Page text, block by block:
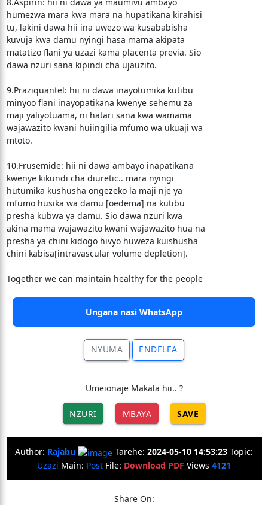
humezwa mara kwa mara na hupatikana kirahisi
tu, lakini dawa hii ina uwezo wa kusababisha
kuvuja kwa damu nyingi hasa mama akipata
matatizo flani ya uzazi kama placenta previa. Sio
dawa nzuri sana kipindi cha ujauzito.
9.Praziquantel: hii ni dawa inayotumika kutibu
minyoo flani inayopatikana kwenye sehemu za
maji yaliyotuama, ni hatari sana kwa wamama
wajawazito kwani huiingilia mfumo wa ukuaji wa
mtoto.
10.Frusemide: hii ni dawa ambayo inapatikana
kwenye kikundi cha diuretic.. mara nyingi
hutumika kushusha ongezeko la maji nje ya
mfumo husika wa damu [oedema] na kutibu
presha kubwa ya damu. Sio dawa nzuri kwa
akina mama wajawazito kwani wajawazito hua na
presha ya chini kidogo hivyo huweza kuishusha
chini kabisa[intravascular volume depletion].
Together we can maintain healthy for the people
Ungana nasi WhatsApp
NYUMA ENDELEA
Umeionaje Makala hii.. ?
NZURI MBAYA SAVE
Author: Rajabu Tarehe: 2024-05-10 14:53:23 Topic:
Uzazi Main: Post File: Download PDF Views 4121
Share On: